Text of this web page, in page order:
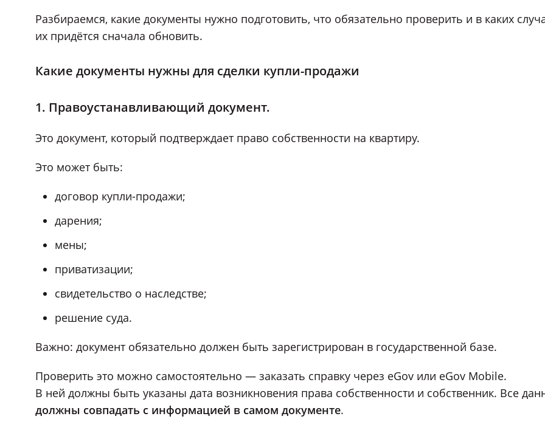
Разбираемся, какие документы нужно подготовить, что обязательно проверить и в каких
их придётся сначала обновить.
Какие документы нужны для сделки купли-продажи
1. Правоустанавливающий документ.
Это документ, который подтверждает право собственности на квартиру.
Это может быть:
договор купли-продажи;
дарения;
мены;
приватизации;
свидетельство о наследстве;
решение суда.
Важно: документ обязательно должен быть зарегистрирован в государственной базе.
Проверить это можно самостоятельно — заказать справку через eGov или eGov Mobile.
В ней должны быть указаны дата возникновения права собственности и собственник. Все
должны совпадать с информацией в самом документе.